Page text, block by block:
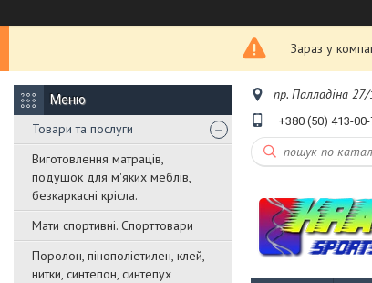
Зараз у
Товари та послуги
Виготовлення матраців,
подушок для м'яких меблів,
безкаркасні крісла.
Мати спортивні. Спорттовари
Поролон, пінополіетилен, клей,
нитки, синтепон, синтепух
пр. Палладіна 27/
+380 (50) 413-